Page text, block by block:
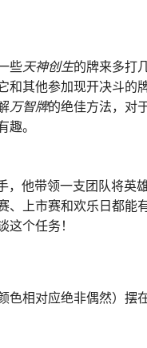
些天神创生的牌来多打
其他参加现开决斗的
万智牌的绝佳方法，对
。
，他带领一支团队将英
、上市赛和欢乐日都能
个任务！
色相对应绝非偶然）摆